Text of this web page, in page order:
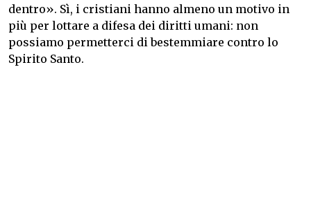
dentro». Sì, i cristiani hanno almeno un motivo in
più per lottare a difesa dei diritti umani: non
possiamo permetterci di bestemmiare contro lo
Spirito Santo.